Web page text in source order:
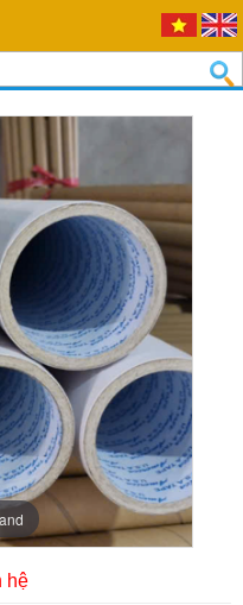
xuất khẩu
hệ